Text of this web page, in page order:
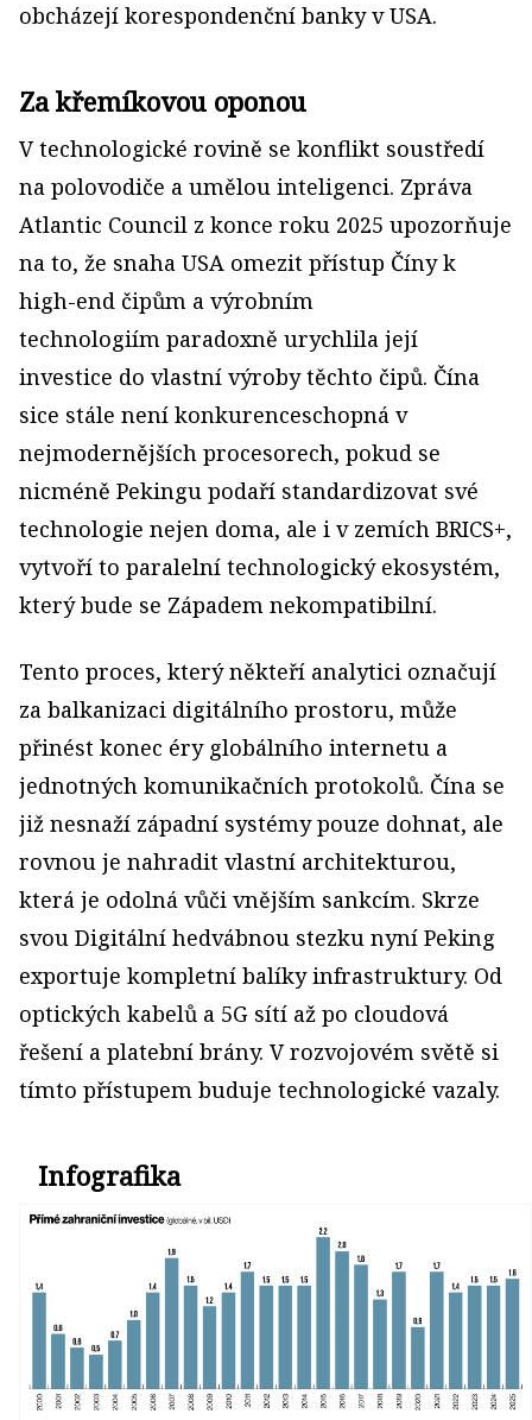
obcházejí korespondenční banky v USA.
Za křemíkovou oponou
V technologické rovině se konflikt soustředí
na polovodiče a umělou inteligenci. Zpráva
Atlantic Council z konce roku 2025 upozorňuje
na to, že snaha USA omezit přístup Číny k
high-end čipům a výrobním
technologiím paradoxně urychlila její
investice do vlastní výroby těchto čipů. Čína
sice stále není konkurenceschopná v
nejmodernějších procesorech, pokud se
nicméně Pekingu podaří standardizovat své
technologie nejen doma, ale i v zemích BRICS+,
vytvoří to paralelní technologický ekosystém,
který bude se Západem nekompatibilní.
Tento proces, který někteří analytici označují
za balkanizaci digitálního prostoru, může
přinést konec éry globálního internetu a
jednotných komunikačních protokolů. Čína se
již nesnaží západní systémy pouze dohnat, ale
rovnou je nahradit vlastní architekturou,
která je odolná vůči vnějším sankcím. Skrze
svou Digitální hedvábnou stezku nyní Peking
exportuje kompletní balíky infrastruktury. Od
optických kabelů a 5G sítí až po cloudová
řešení a platební brány. V rozvojovém světě si
tímto přístupem buduje technologické vazaly.
Infografika